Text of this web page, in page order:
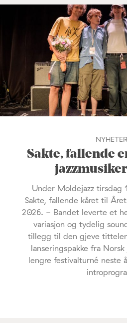
NYHETER
Sakte, fallende
Under Moldejazz tirsdag
Sakte, fallende kåret til
2026. - Bandet leverte et
variasjon og tydelig
tillegg til den gjeve
lanseringspakke fra
lengre festivalturné neste